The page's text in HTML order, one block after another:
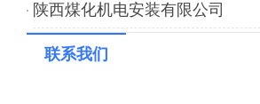
陕西煤化机电安装有限公司
联系我们